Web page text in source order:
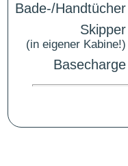
Bade-/Handtücher
Skipper
(in eigener Kabine!)
Basecharge